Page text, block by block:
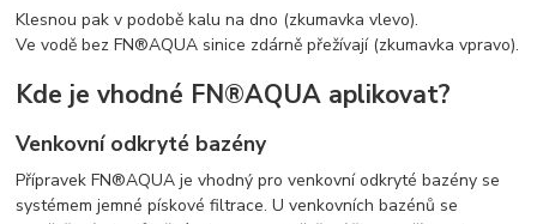
Klesnou pak v podobě kalu na dno (zkumavka vlevo).
Ve vodě bez FN®AQUA sinice zdárně přežívají (zkumavka vpravo).
Kde je vhodné FN®AQUA aplikovat?
Venkovní odkryté bazény
Přípravek FN®AQUA je vhodný pro venkovní odkryté bazény se
systémem jemné pískové filtrace. U venkovních bazénů se